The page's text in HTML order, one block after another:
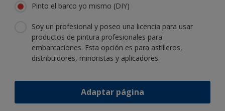
Pinto el barco yo mismo (DIY)
Soy un profesional y poseo una licencia para usar
productos de pintura profesionales para
embarcaciones. Esta opción es para astilleros,
distribuidores, minoristas y aplicadores.
Adaptar página
Siga a International: